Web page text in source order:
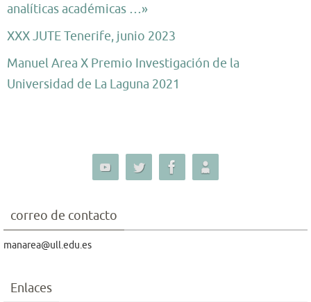
analíticas académicas …»
XXX JUTE Tenerife, junio 2023
Manuel Area X Premio Investigación de la
Universidad de La Laguna 2021
correo de contacto
manarea@ull.edu.es
Enlaces